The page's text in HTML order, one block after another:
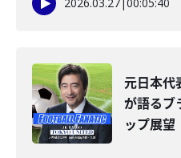
元日本代
が語るブ
ップ展望